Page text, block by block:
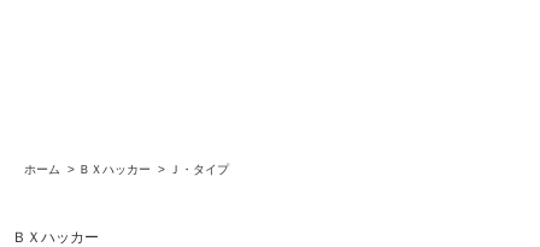
ホーム > ＢＸハッカー > Ｊ・タイプ
ＢＸハッカー